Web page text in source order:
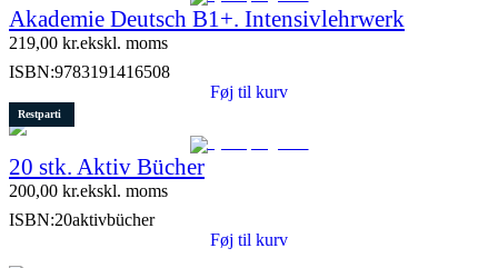
Akademie Deutsch B1+. Intensivlehrwerk
219,00 kr.ekskl. moms
ISBN:9783191416508
Føj til kurv
Restparti
20 stk. Aktiv Bücher
200,00 kr.ekskl. moms
ISBN:20aktivbücher
Føj til kurv